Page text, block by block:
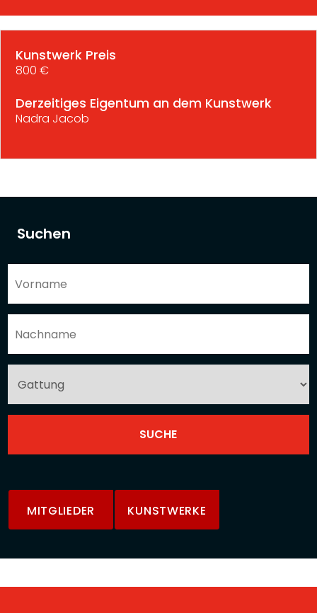
Suchen
MITGLIEDER KUNSTWERKE
Kunstwerk Preis
800 €
Derzeitiges Eigentum an dem Kunstwerk
Nadra Jacob